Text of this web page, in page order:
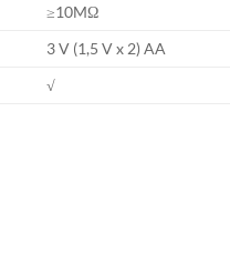
≥10MΩ
3 V (1,5 V x 2) AA
√